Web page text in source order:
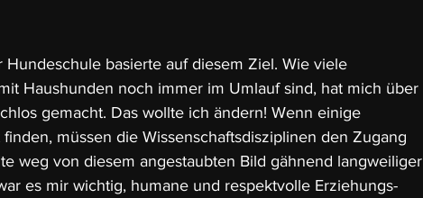
basierte auf diesem Ziel. Wie viele
Haushunden noch immer im Umlauf sind, hat mich über
gemacht. Das wollte ich ändern! Wenn einige
müssen die Wissenschaftsdisziplinen den Zugang
weg von diesem angestaubten Bild gähnend langweiliger
es mir wichtig, humane und respektvolle Erziehungs-